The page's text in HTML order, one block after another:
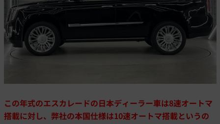
この年式のエスカレードの日本ディーラー車は8速オートマ
搭載に対し、弊社の本国仕様は10速オートマ搭載というの